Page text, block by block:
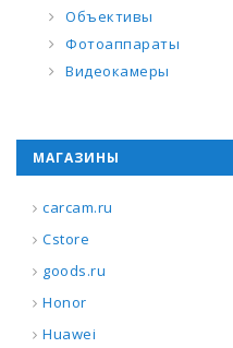
Объективы
Фотоаппараты
Видеокамеры
МАГАЗИНЫ
carcam.ru
Cstore
goods.ru
Honor
Huawei